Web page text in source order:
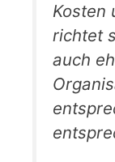
Kosten
richtet
auch